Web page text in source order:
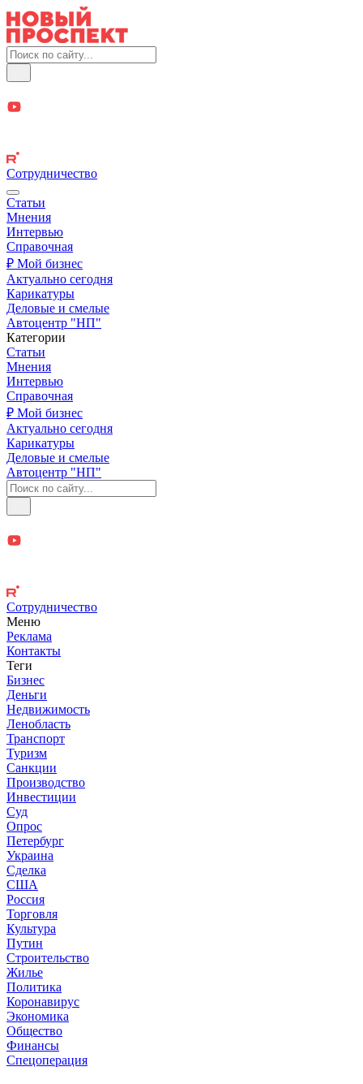
Сотрудничество
Статьи
Мнения
Интервью
Справочная
₽ Мой бизнес
Актуально сегодня
Карикатуры
Деловые и смелые
Автоцентр "НП"
Категории
Статьи
Мнения
Интервью
Справочная
₽ Мой бизнес
Актуально сегодня
Карикатуры
Деловые и смелые
Автоцентр "НП"
Сотрудничество
Меню
Реклама
Контакты
Теги
Бизнес
Деньги
Недвижимость
Ленобласть
Транспорт
Туризм
Санкции
Производство
Инвестиции
Суд
Опрос
Петербург
Украина
Сделка
США
Россия
Торговля
Культура
Путин
Строительство
Жилье
Политика
Коронавирус
Экономика
Общество
Финансы
Спецоперация